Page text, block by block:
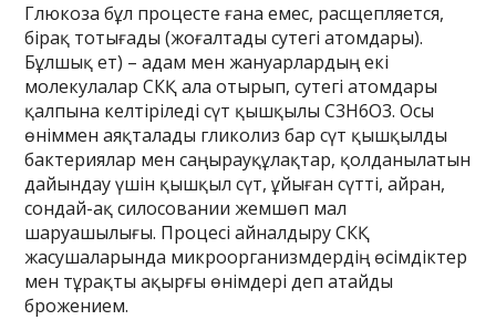
Глюкоза бұл процесте ғана емес, расщепляется,
бірақ тотығады (жоғалтады сутегі атомдары).
Бұлшық ет) – адам мен жануарлардың екі
молекулалар СКҚ ала отырып, сутегі атомдары
қалпына келтіріледі сүт қышқылы С3Н6О3. Осы
өніммен аяқталады гликолиз бар сүт қышқылды
бактериялар мен саңырауқұлақтар, қолданылатын
дайындау үшін қышқыл сүт, ұйыған сүтті, айран,
сондай-ақ силосовании жемшөп мал
шаруашылығы. Процесі айналдыру СКҚ
жасушаларында микроорганизмдердің өсімдіктер
мен тұрақты ақырғы өнімдері деп атайды
брожением.